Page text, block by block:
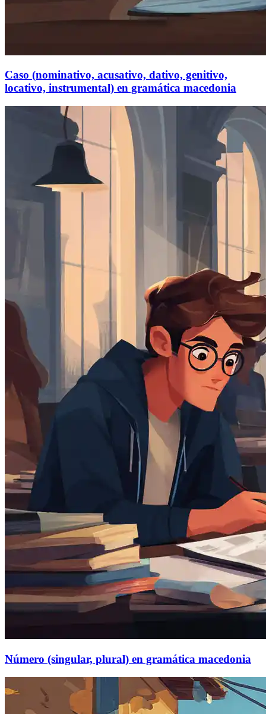
Caso (nominativo, acusativo, dativo, genitivo,
locativo, instrumental) en gramática macedonia
Número (singular, plural) en gramática macedonia